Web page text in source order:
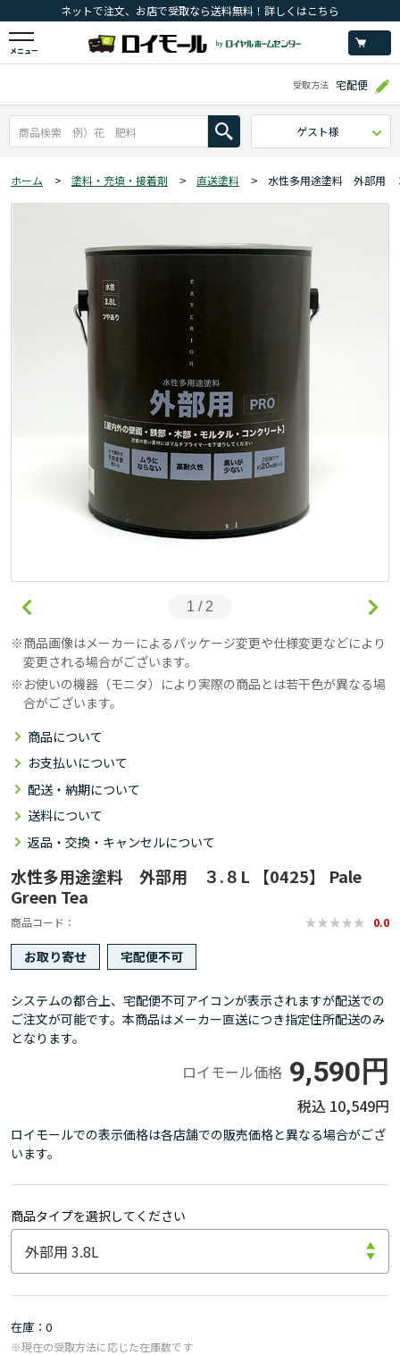
ネットで注文、お店で受取なら送料無料！詳しくはこちら
メニュー
受取方法 宅配便
ゲスト様
ホーム > 塗料・充填・接着剤 > 直送塗料 > 水性多用途塗料 外部用
1 / 2
商品画像はメーカーによるパッケージ変更や仕様変更などにより
変更される場合がございます。
お使いの機器（モニタ）により実際の商品とは若干色が異なる場
合がございます。
商品について
お支払いについて
配送・納期について
送料について
返品・交換・キャンセルについて
水性多用途塗料 外部用 ３.８L 【0425】 Pale
Green Tea
商品コード 0.0
お取り寄せ 宅配便不可
システムの都合上、宅配便不可アイコンが表示されますが配送での
ご注文が可能です。本商品はメーカー直送につき指定住所配送のみ
となります。
ロイモール価格 9,590円
10,549円
ロイモールでの表示価格は各店舗での販売価格と異なる場合がござ
います。
商品タイプを選択してください
在庫 0
※現在の受取方法に応じた在庫数です